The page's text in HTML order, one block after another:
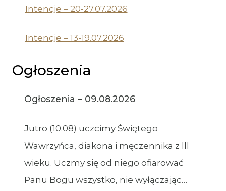
Intencje – 20-27.07.2026
Intencje – 13-19.07.2026
Ogłoszenia
Ogłoszenia – 09.08.2026
Jutro (10.08) uczcimy Świętego
Wawrzyńca, diakona i męczennika z III
wieku. Uczmy się od niego ofiarować
Panu Bogu wszystko, nie wyłączając…